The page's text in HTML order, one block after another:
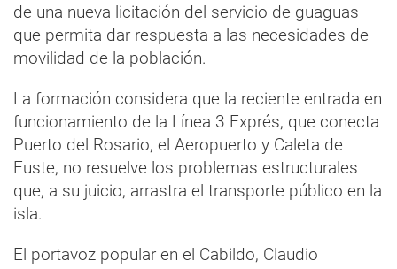
de una nueva licitación del servicio de guaguas
que permita dar respuesta a las necesidades de
movilidad de la población.
La formación considera que la reciente entrada en
funcionamiento de la Línea 3 Exprés, que conecta
Puerto del Rosario, el Aeropuerto y Caleta de
Fuste, no resuelve los problemas estructurales
que, a su juicio, arrastra el transporte público en la
isla.
El portavoz popular en el Cabildo, Claudio